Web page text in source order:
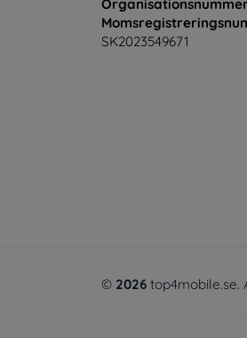
SK2023549671
© 2026